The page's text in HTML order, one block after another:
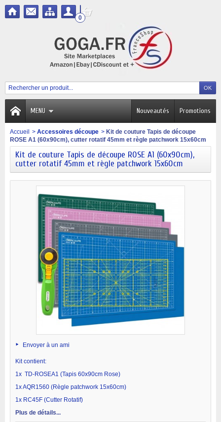
0
MENU Promotions
Nouveautés
Accueil > Accessoires découpe > Kit de couture Tapis de découpe
ROSE A1 (60x90cm), cutter rotatif 45mm et règle patchwork 15x60cm
Kit de couture Tapis de découpe ROSE A1 (60x90cm),
cutter rotatif 45mm et règle patchwork 15x60cm
Envoyer à un ami
Kit contient:
1x TD-ROSEA1 (Tapis 60x90cm Rose)
1x AQR1560 (Règle patchwork 15x60cm)
1x RC45F (Cutter Rotatif)
Plus de détails...